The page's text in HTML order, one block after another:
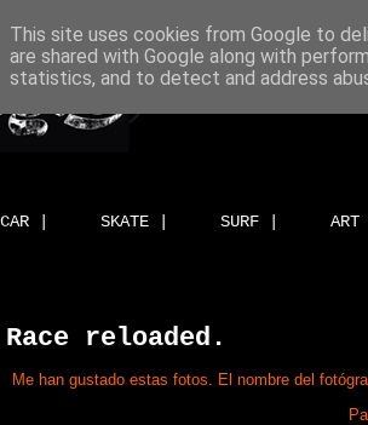
CAR | SKATE | SURF |
reloaded.
Me han gustado estas fotos. El nombre del
This site uses cookies from Google to
are shared with Google along with
statistics, and to detect and address